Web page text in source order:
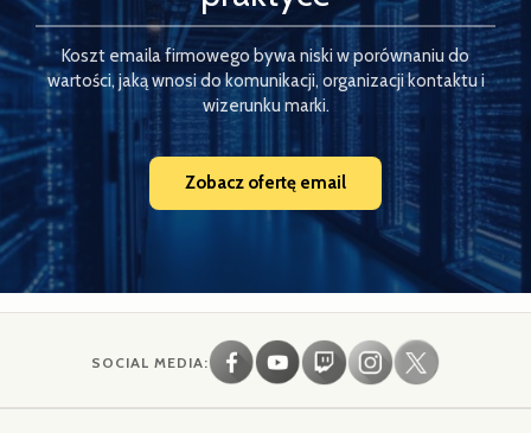
Koszt emaila firmowego bywa niski w porównaniu do
wartości, jaką wnosi do komunikacji, organizacji kontaktu i
wizerunku marki.
Zobacz ofertę email
SOCIAL MEDIA: